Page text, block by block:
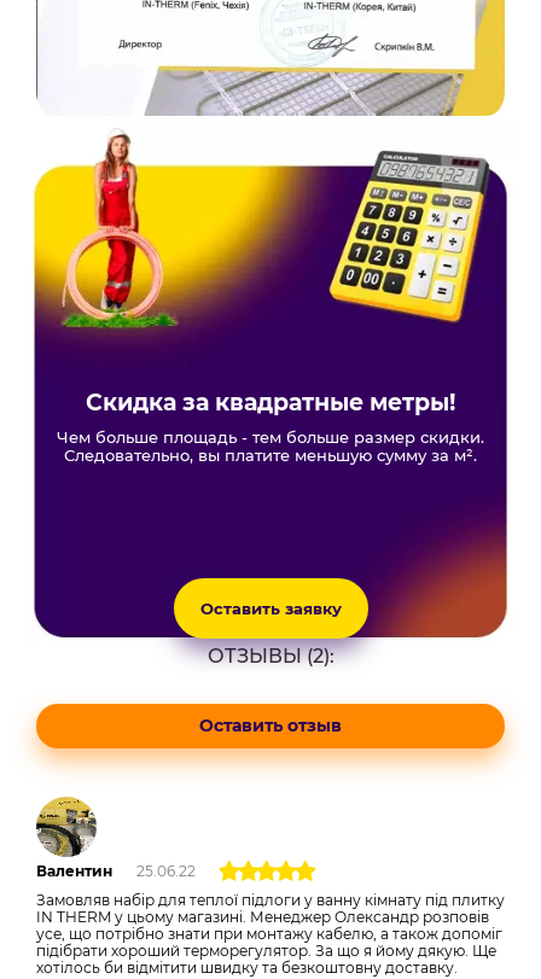
Скидка за квадратные метры!
Чем больше площадь - тем больше размер скидки.
Следовательно, вы платите меньшую сумму за м².
Оставить заявку
ОТЗЫВЫ (2):
Оставить отзыв
Валентин
25.06.22
Замовляв набір для теплої підлоги у ванну кімнату під плитку
IN THERM у цьому магазині. Менеджер Олександр розповів
усе, що потрібно знати при монтажу кабелю, а також допоміг
підібрати хороший терморегулятор. За що я йому дякую. Ще
хотілось би відмітити швидку та безкоштовну доставку.